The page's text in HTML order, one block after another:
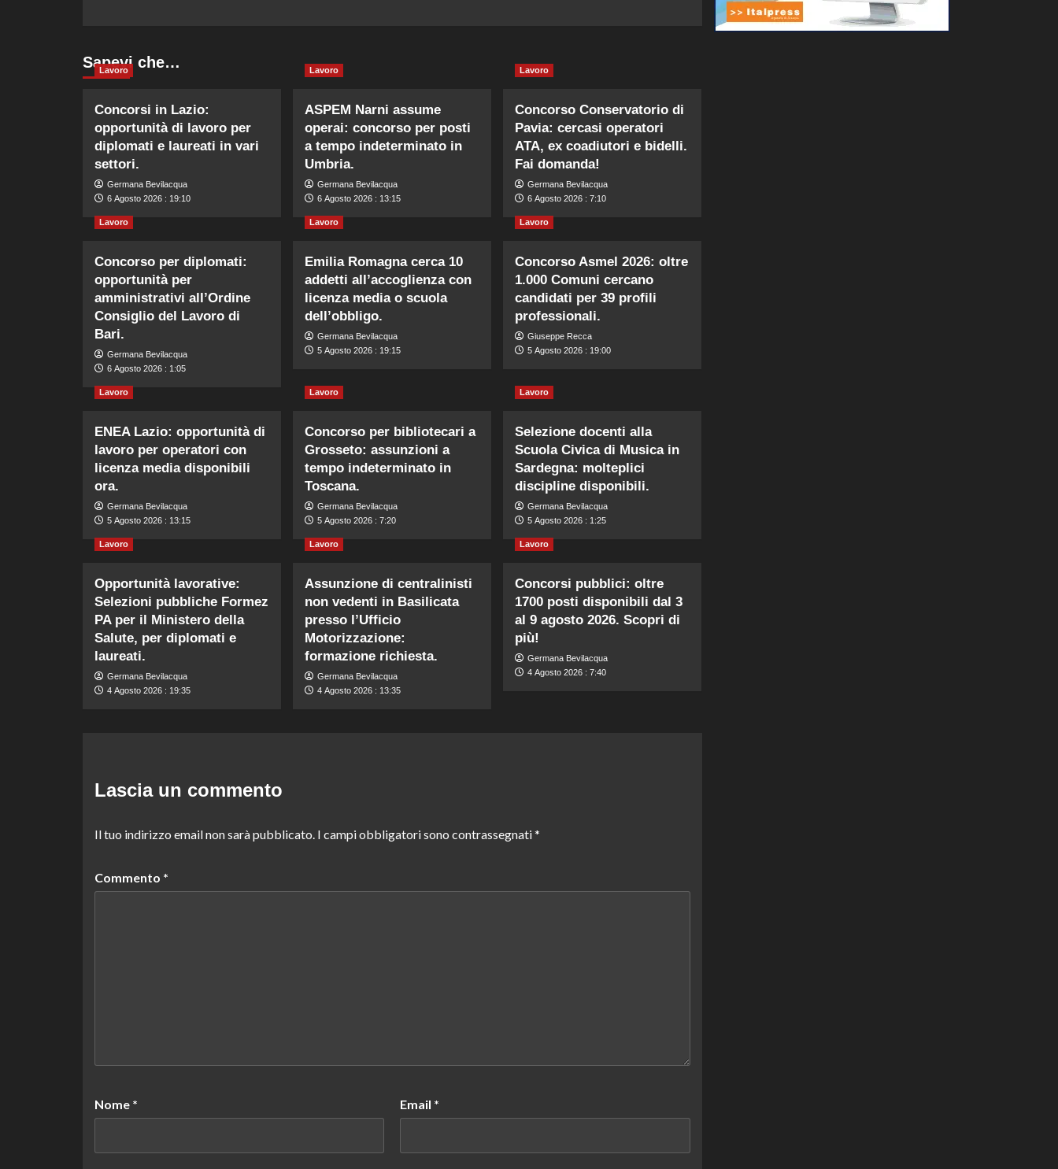
Sapevi che…
Lavoro
Concorsi in Lazio:
opportunità di lavoro per
diplomati e laureati in vari
settori.
Germana Bevilacqua
6 Agosto 2026 : 19:10
Lavoro
ASPEM Narni assume
operai: concorso per posti
a tempo indeterminato in
Umbria.
Germana Bevilacqua
6 Agosto 2026 : 13:15
Lavoro
Concorso Conservatorio di
Pavia: cercasi operatori
ATA, ex coadiutori e bidelli.
Fai domanda!
Germana Bevilacqua
6 Agosto 2026 : 7:10
Lavoro
Concorso per diplomati:
opportunità per
amministrativi all’Ordine
Consiglio del Lavoro di
Bari.
Germana Bevilacqua
6 Agosto 2026 : 1:05
Lavoro
Emilia Romagna cerca 10
addetti all’accoglienza con
licenza media o scuola
dell’obbligo.
Germana Bevilacqua
5 Agosto 2026 : 19:15
Lavoro
Concorso Asmel 2026: oltre
1.000 Comuni cercano
candidati per 39 profili
professionali.
Giuseppe Recca
5 Agosto 2026 : 19:00
Lavoro
ENEA Lazio: opportunità di
lavoro per operatori con
licenza media disponibili
ora.
Germana Bevilacqua
5 Agosto 2026 : 13:15
Lavoro
Concorso per bibliotecari a
Grosseto: assunzioni a
tempo indeterminato in
Toscana.
Germana Bevilacqua
5 Agosto 2026 : 7:20
Lavoro
Selezione docenti alla
Scuola Civica di Musica in
Sardegna: molteplici
discipline disponibili.
Germana Bevilacqua
5 Agosto 2026 : 1:25
Lavoro
Opportunità lavorative:
Selezioni pubbliche Formez
PA per il Ministero della
Salute, per diplomati e
laureati.
Germana Bevilacqua
4 Agosto 2026 : 19:35
Lavoro
Assunzione di centralinisti
non vedenti in Basilicata
presso l’Ufficio
Motorizzazione:
formazione richiesta.
Germana Bevilacqua
4 Agosto 2026 : 13:35
Lavoro
Concorsi pubblici: oltre
1700 posti disponibili dal 3
al 9 agosto 2026. Scopri di
più!
Germana Bevilacqua
4 Agosto 2026 : 7:40
Lascia un commento
Il tuo indirizzo email non sarà pubblicato. I campi obbligatori sono contrassegnati*
Commento *
Nome * Email *